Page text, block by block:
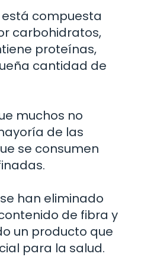
compuesta
carbohidratos,
proteínas,
cantidad de
muchos no
de las
se consumen
han eliminado
de fibra y
un producto que
para la salud.